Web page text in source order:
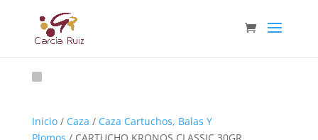
Inicio/ Caza / Caza Cartuchos, Balas Y